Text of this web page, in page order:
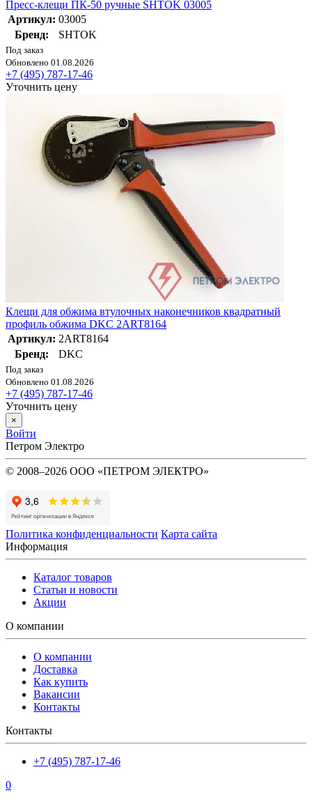
Пресс-клещи ПК-50 ручные SHTOK 03005
Артикул: 03005
Бренд:
SHTOK
Под заказ
Обновлено 01.08.2026
+7 (495) 787-17-46
Уточнить цену
Клещи для обжима втулочных наконечников квадратный
профиль обжима DKC 2ART8164
Артикул: 2ART8164
Бренд:
DKC
Под заказ
Обновлено 01.08.2026
+7 (495) 787-17-46
Уточнить цену
×
Войти
Петром Электро
© 2008–2026 ООО «ПЕТРОМ ЭЛЕКТРО»
Политика конфиденциальности Карта сайта
Информация
Каталог товаров
Статьи и новости
Акции
О компании
О компании
Доставка
Как купить
Вакансии
Контакты
Контакты
+7 (495) 787-17-46
0